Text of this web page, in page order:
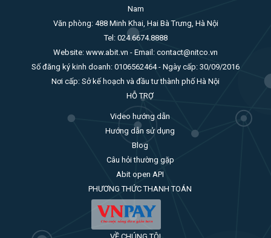
Nam
Văn phòng: 488 Minh Khai, Hai Bà Trưng, Hà Nội
Tel: 024.6674.8888
Website: www.abit.vn - Email: contact@nitco.vn
Số đăng ký kinh doanh: 0106562464 - Ngày cấp: 30/09/2016
Nơi cấp: Sở kế hoạch và đầu tư thành phố Hà Nội
HỖ TRỢ
Video hướng dẫn
Hướng dẫn sử dụng
Blog
Câu hỏi thường gặp
Abit open API
PHƯƠNG THỨC THANH TOÁN